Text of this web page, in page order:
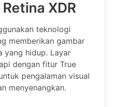
XDR
teknologi
memberikan gambar
yang hidup. Layar
dengan fitur True
pengalaman visual
menyenangkan.